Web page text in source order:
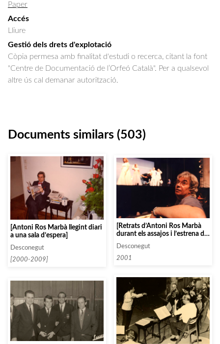
Paper
Accés
Lliure
Gestió dels drets d'explotació
Còpia permesa amb finalitat d'estudi o recerca, citant la font
"Centre de Documentació de l’Orfeó Català". Per a qualsevol
altre ús cal demanar autorització.
Documents similars (503)
[Antoni Ros Marbà llegint diari
a una sala d’espera]
Desconegut
[2000-2009]
[Retrats d’Antoni Ros Marbà
durant els assajos i l’estrena del
Desconegut
2001